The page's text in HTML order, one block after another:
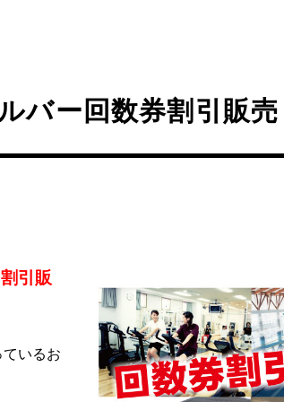
バー回数券割引販
割引販
ているお